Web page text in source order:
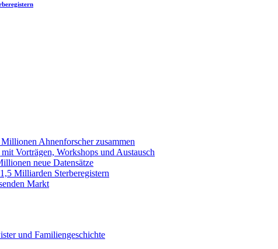
Ahnenforscher zusammen
Vorträgen, Workshops und Austausch
neue Datensätze
Milliarden Sterberegistern
Markt
und Familiengeschichte